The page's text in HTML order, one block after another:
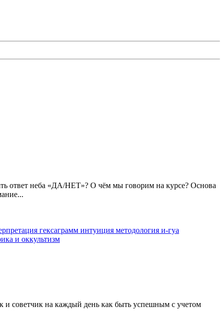
ответ неба «ДА/НЕТ»? О чём мы говорим на курсе? Основа
гексаграмм интуиция методология и-гуа
и оккультизм
советчик на каждый день как быть успешным с учетом